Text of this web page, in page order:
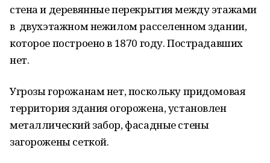
стена и деревянные перекрытия между этажами
в двухэтажном нежилом расселенном здании,
которое построено в 1870 году. Пострадавших
нет.
Угрозы горожанам нет, поскольку придомовая
территория здания огорожена, установлен
металлический забор, фасадные стены
загорожены сеткой.